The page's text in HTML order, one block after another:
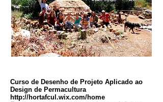
Curso de Desenho de Projeto Aplicado ao
Design de Permacultura
http://hortafcul.wix.com/home